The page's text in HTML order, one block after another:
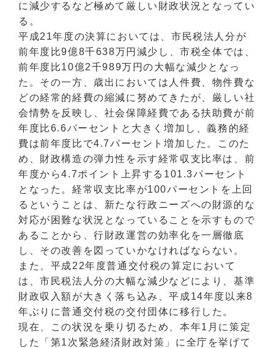
に減少するなど極めて厳しい財政状況となってい
る。
平成21年度の決算においては、市民税法人分が
前年度比9億8千638万円減少し、市税全体では、
前年度比10億2千989万円の大幅な減少となっ
た。その一方、歳出においては人件費、物件費な
どの経常的経費の縮減に努めてきたが、厳しい社
会情勢を反映し、社会保障経費である扶助費が前
年度比6.6パーセントと大きく増加し、義務的経
費は前年度比で4.7パーセント増加した。このた
め、財政構造の弾力性を示す経常収支比率は、前
年度から4.7ポイント上昇する101.3パーセント
となった。経常収支比率が100パーセントを上回
るということは、新たな行政ニーズへの財源的な
対応が困難な状況となっていることを示すもので
あることから、行財政運営の効率化を一層徹底
し、その改善を図っていかなければならない。
また、平成22年度普通交付税の算定において
は、市民税法人分の大幅な減少などにより、基準
財政収入額が大きく落ち込み、平成14年度以来8
年ぶりに普通交付税の交付団体に移行した。
現在、この状況を乗り切るため、本年1月に策定
した「第1次緊急経済財政対策」に全庁を挙げて